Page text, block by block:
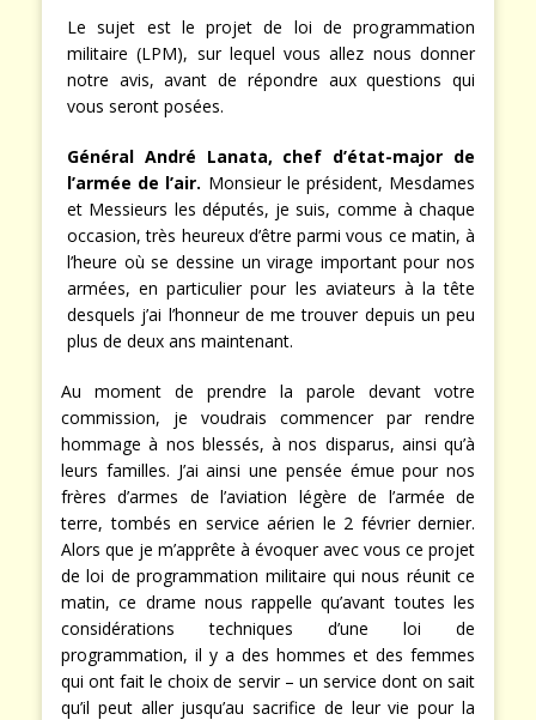
Le sujet est le projet de loi de programmation
militaire (LPM), sur lequel vous allez nous donner
notre avis, avant de répondre aux questions qui
vous seront posées.
Général André Lanata, chef d’état-major de
l’armée de l’air. Monsieur le président, Mesdames
et Messieurs les députés, je suis, comme à chaque
occasion, très heureux d’être parmi vous ce matin, à
l’heure où se dessine un virage important pour nos
armées, en particulier pour les aviateurs à la tête
desquels j’ai l’honneur de me trouver depuis un peu
plus de deux ans maintenant.
Au moment de prendre la parole devant votre
commission, je voudrais commencer par rendre
hommage à nos blessés, à nos disparus, ainsi qu’à
leurs familles. J’ai ainsi une pensée émue pour nos
frères d’armes de l’aviation légère de l’armée de
terre, tombés en service aérien le 2 février dernier.
Alors que je m’apprête à évoquer avec vous ce projet
de loi de programmation militaire qui nous réunit ce
matin, ce drame nous rappelle qu’avant toutes les
considérations techniques d’une loi de
programmation, il y a des hommes et des femmes
qui ont fait le choix de servir – un service dont on sait
qu’il peut aller jusqu’au sacrifice de leur vie pour la